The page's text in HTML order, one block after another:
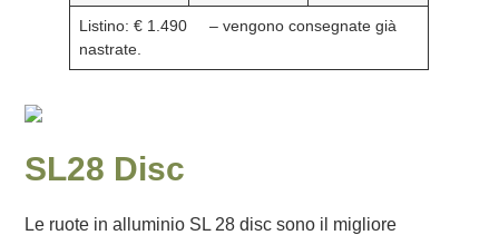
Listino: € 1.490– vengono consegnate già
nastrate.
SL28 Disc
Le ruote in alluminio SL 28 disc sono il migliore